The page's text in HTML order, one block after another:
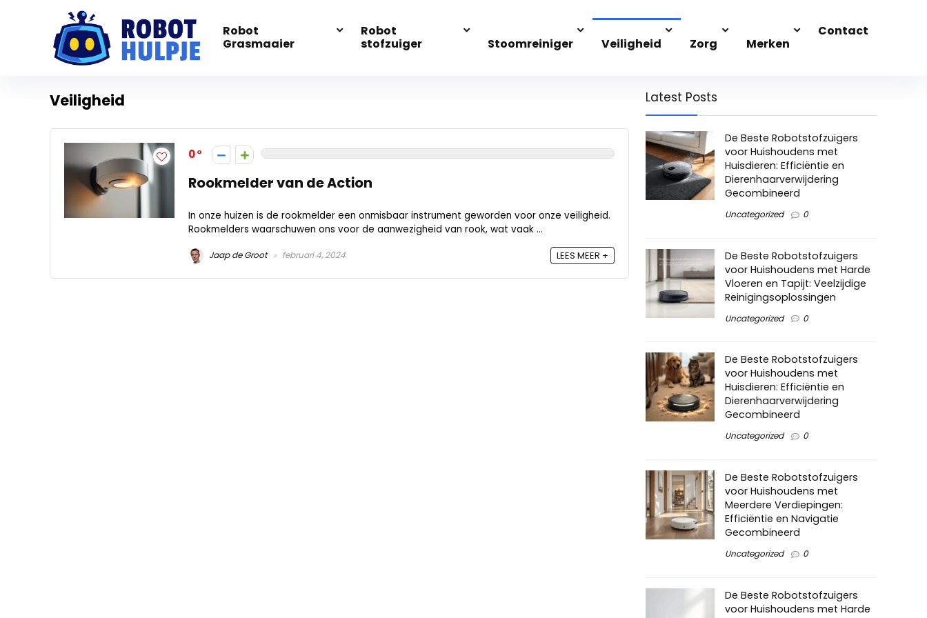
Robot
Grasmaaier
Robot
stofzuiger
Stoomreiniger Veiligheid Zorg Merken
Contact
Veiligheid
0
Rookmelder van de Action
In onze huizen is de rookmelder een onmisbaar instrument geworden voor onze veiligheid.
Rookmelders waarschuwen ons voor de aanwezigheid van rook, wat vaak ...
Jaap de Groot februari 4, 2024 LEES MEER +
Latest Posts
De Beste Robotstofzuigers
voor Huishoudens met
Huisdieren: Efficiëntie en
Dierenhaarverwijdering
Gecombineerd
Uncategorized 0
De Beste Robotstofzuigers
voor Huishoudens met Harde
Vloeren en Tapijt: Veelzijdige
Reinigingsoplossingen
Uncategorized 0
De Beste Robotstofzuigers
voor Huishoudens met
Huisdieren: Efficiëntie en
Dierenhaarverwijdering
Gecombineerd
Uncategorized 0
De Beste Robotstofzuigers
voor Huishoudens met
Meerdere Verdiepingen:
Efficiëntie en Navigatie
Gecombineerd
Uncategorized 0
De Beste Robotstofzuigers
voor Huishoudens met Harde